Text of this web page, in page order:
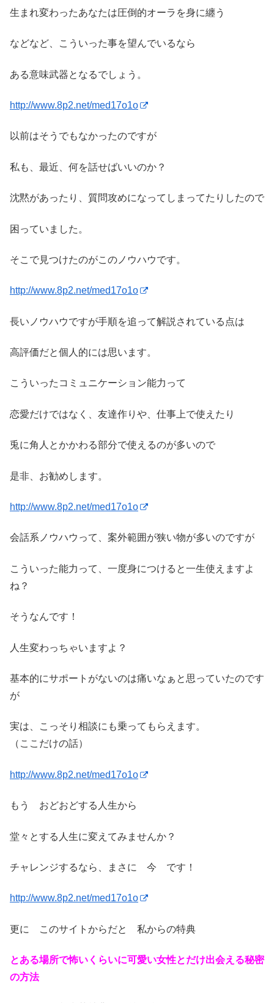
生まれ変わったあなたは圧倒的オーラを身に纏う
などなど、こういった事を望んでいるなら
ある意味武器となるでしょう。
http://www.8p2.net/med17o1o
以前はそうでもなかったのですが
私も、最近、何を話せばいいのか？
沈黙があったり、質問攻めになってしまってたりしたので
困っていました。
そこで見つけたのがこのノウハウです。
http://www.8p2.net/med17o1o
長いノウハウですが手順を追って解説されている点は
高評価だと個人的には思います。
こういったコミュニケーション能力って
恋愛だけではなく、友達作りや、仕事上で使えたり
兎に角人とかかわる部分で使えるのが多いので
是非、お勧めします。
http://www.8p2.net/med17o1o
会話系ノウハウって、案外範囲が狭い物が多いのですが
こういった能力って、一度身につけると一生使えますよ
ね？
そうなんです！
人生変わっちゃいますよ？
基本的にサポートがないのは痛いなぁと思っていたのです
が
実は、こっそり相談にも乗ってもらえます。
（ここだけの話）
http://www.8p2.net/med17o1o
もう おどおどする人生から
堂々とする人生に変えてみませんか？
チャレンジするなら、まさに 今 です！
http://www.8p2.net/med17o1o
更に このサイトからだと 私からの特典
とある場所で怖いくらいに可愛い女性とだけ出会える秘密
の方法